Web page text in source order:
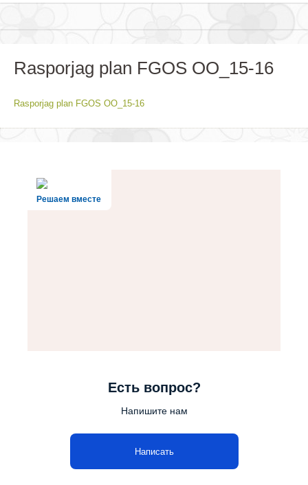
Rasporjag plan FGOS OO_15-16
Rasporjag plan FGOS OO_15-16
Решаем вместе
Есть вопрос?
Напишите нам
Написать